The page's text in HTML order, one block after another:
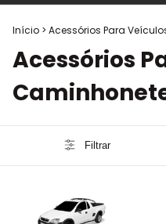
Início > Acessórios Para
Acessórios
Filtrar